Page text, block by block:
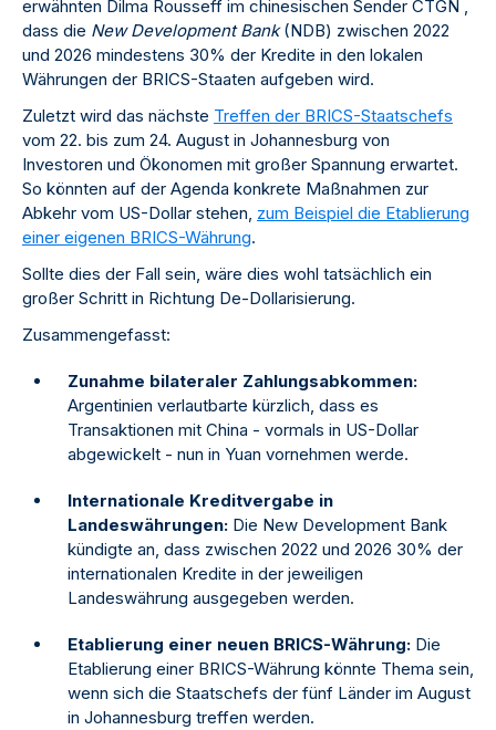
erwähnten Dilma Rousseff im chinesischen Sender CTGN ,
dass die New Development Bank(NDB) zwischen 2022
und 2026 mindestens 30% der Kredite in den lokalen
Währungen der BRICS-Staaten aufgeben wird.
Zuletzt wird das nächste Treffen der BRICS-Staatschefs
vom 22. bis zum 24. August in Johannesburg von
Investoren und Ökonomen mit großer Spannung erwartet.
So könnten auf der Agenda konkrete Maßnahmen zur
Abkehr vom US-Dollar stehen, zum Beispiel die Etablierung
einer eigenen BRICS-Währung.
Sollte dies der Fall sein, wäre dies wohl tatsächlich ein
großer Schritt in Richtung De-Dollarisierung.
Zusammengefasst:
Zunahme bilateraler Zahlungsabkommen:
Argentinien verlautbarte kürzlich, dass es
Transaktionen mit China - vormals in US-Dollar
abgewickelt - nun in Yuan vornehmen werde.
Internationale Kreditvergabe in
Landeswährungen: Die New Development Bank
kündigte an, dass zwischen 2022 und 2026 30% der
internationalen Kredite in der jeweiligen
Landeswährung ausgegeben werden.
Etablierung einer neuen BRICS-Währung: Die
Etablierung einer BRICS-Währung könnte Thema sein,
wenn sich die Staatschefs der fünf Länder im August
in Johannesburg treffen werden.